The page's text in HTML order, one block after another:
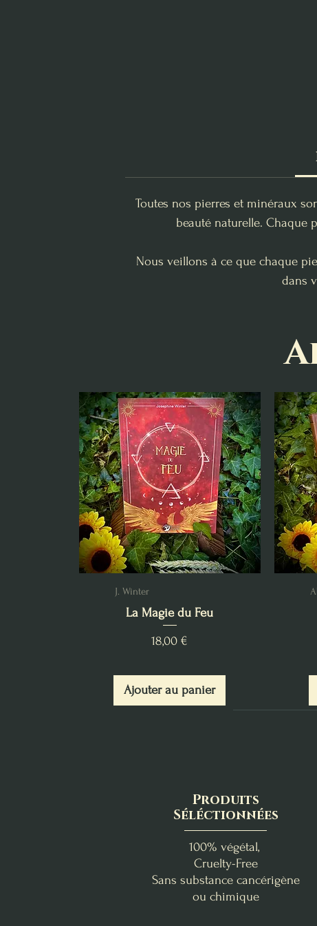
Toutes nos pierres et minéraux
beauté naturelle. Chaque
Nous veillons à ce que chaque
dans
J. Winter
La Magie du Feu
Prix
18,00 €
Ajouter au panier
Produits
Séléctionnées
100% végétal,
Cruelty-Free
Sans substance cancérigène
ou chimique